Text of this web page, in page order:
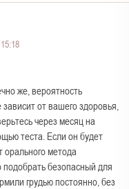
же, вероятность
зависит от вашего здоровья,
через месяц на
теста. Если он будет
орального метода
безопасный для
грудью постоянно, без